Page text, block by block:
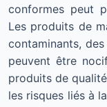
conformes peut
Les produits de
contaminants,
peuvent être
produits de
les risques liés à